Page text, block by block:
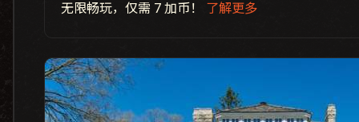
无限畅玩，仅需 7 加币！ 了解更多